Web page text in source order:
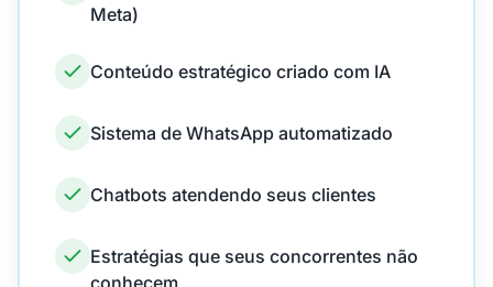
Meta)
Conteúdo estratégico criado com IA
Sistema de WhatsApp automatizado
Chatbots atendendo seus clientes
Estratégias que seus concorrentes não
conhecem